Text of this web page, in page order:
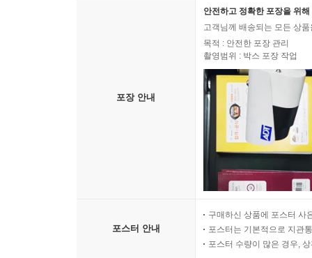
포장 안내
안전하고 정확한 포장을 위
고객님께 배송되는 모든 상
목적 : 안전한 포장 관리
촬영범위 : 박스 포장 작업
포스터 안내
구매하신 상품에 포스터 사
포스터는 기본적으로 지관
포스터 수량이 많은 경우,